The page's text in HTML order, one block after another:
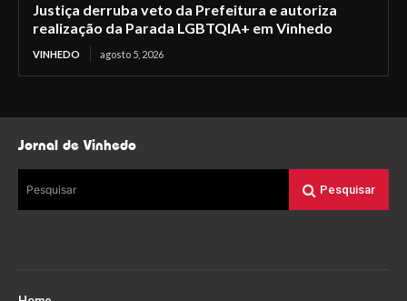
Justiça derruba veto da Prefeitura e autoriza
realização da Parada LGBTQIA+ em Vinhedo
VINHEDO agosto 5, 2026
Jornal de Vinhedo
Pesquisar Pesquisar